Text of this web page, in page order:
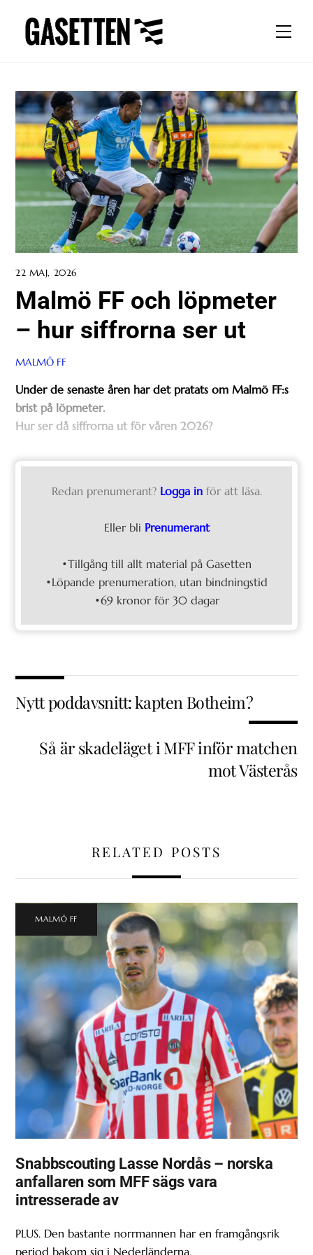
content
22 MAJ, 2026
Malmö FF och löpmeter
– hur siffrorna ser ut
MALMÖ FF
Under de senaste åren har det pratats om Malmö FF:s
brist på löpmeter.
Hur ser då siffrorna ut för våren 2026?
Redan prenumerant? Logga in för att läsa.
Eller bli Prenumerant
•Tillgång till allt material på Gasetten
•Löpande prenumeration, utan bindningstid
•69 kronor för 30 dagar
Nytt poddavsnitt: kapten Botheim?
Så är skadeläget i MFF inför matchen
mot Västerås
RELATED POSTS
MALMÖ FF
Snabbscouting Lasse Nordås – norska
anfallaren som MFF sägs vara
intresserade av
PLUS. Den bastante norrmannen har en framgångsrik
period bakom sig i Nederländerna.